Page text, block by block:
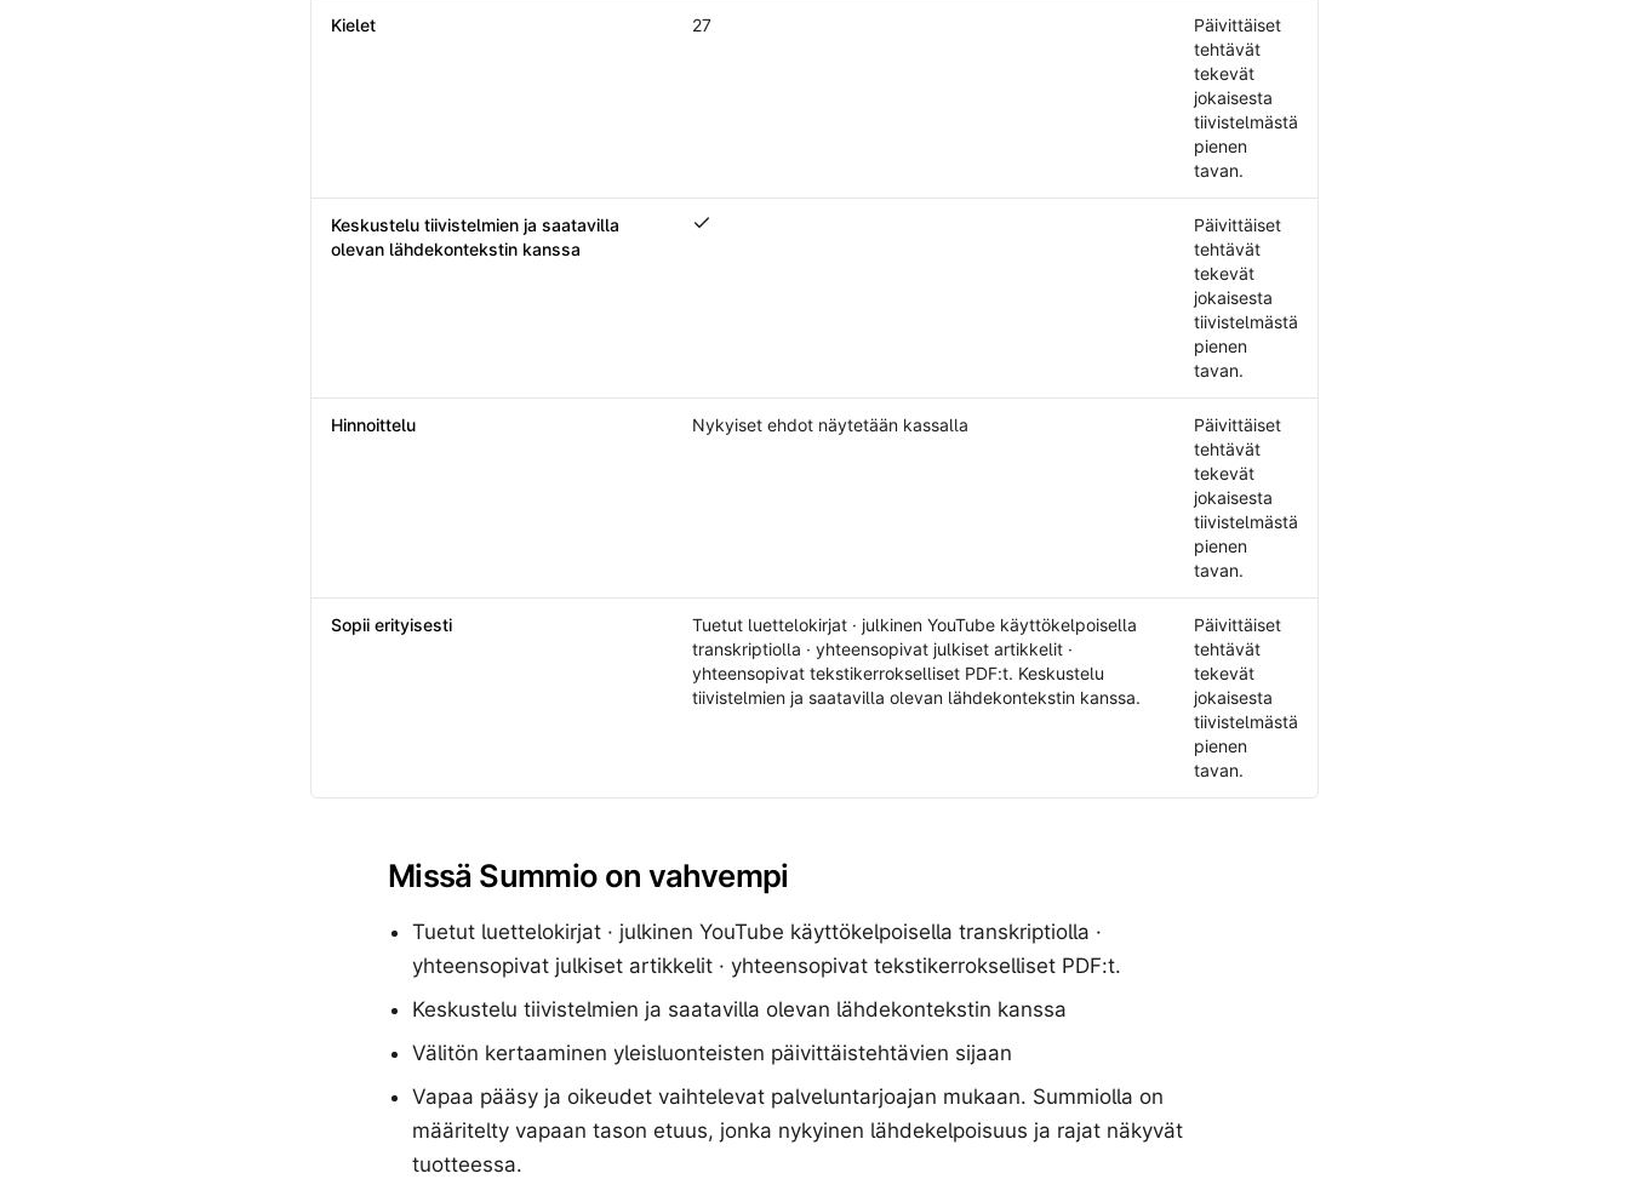
Kielet 27
Päivittäiset
tehtävät
tekevät
jokaisesta
tiivistelmästä
pienen
tavan.
Keskustelu tiivistelmien ja saatavilla
olevan lähdekontekstin kanssa
Keskustelu tiivistelmien ja saatavilla olevan lähdekontekstin kanssa
Päivittäiset
tehtävät
tekevät
jokaisesta
tiivistelmästä
pienen
tavan.
Hinnoittelu Nykyiset ehdot näytetään kassalla
Päivittäiset
tehtävät
tekevät
jokaisesta
tiivistelmästä
pienen
tavan.
Sopii erityisesti
Tuetut luettelokirjat · julkinen YouTube käyttökelpoisella
transkriptiolla · yhteensopivat julkiset artikkelit ·
yhteensopivat tekstikerrokselliset PDF:t. Keskustelu
tiivistelmien ja saatavilla olevan lähdekontekstin kanssa.
Päivittäiset
tehtävät
tekevät
jokaisesta
tiivistelmästä
pienen
tavan.
Missä Summio on vahvempi
Tuetut luettelokirjat · julkinen YouTube käyttökelpoisella transkriptiolla ·
yhteensopivat julkiset artikkelit · yhteensopivat tekstikerrokselliset PDF:t.
Keskustelu tiivistelmien ja saatavilla olevan lähdekontekstin kanssa
Välitön kertaaminen yleisluonteisten päivittäistehtävien sijaan
Vapaa pääsy ja oikeudet vaihtelevat palveluntarjoajan mukaan. Summiolla on
määritelty vapaan tason etuus, jonka nykyinen lähdekelpoisuus ja rajat näkyvät
tuotteessa.